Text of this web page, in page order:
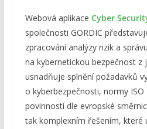
Webová aplikace Cyber
společnosti GORDIC
zpracování analýzy rizik a
na kybernetickou bezpečnost z
usnadňuje splnění požadavků
o kyberbezpečnosti, normy ISO
povinností dle evropské
tak komplexním řešením, které